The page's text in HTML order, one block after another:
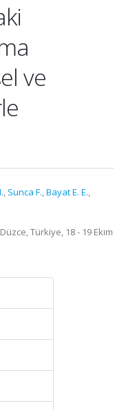
ve
, Sunca F.,Bayat E. E.,
Türkiye, 18 - 19 Ekim